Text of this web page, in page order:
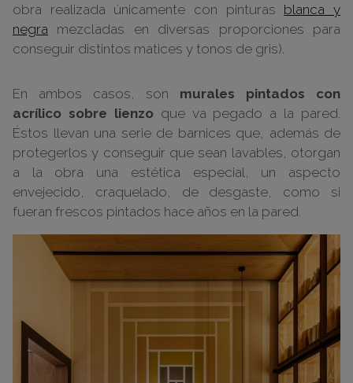
obra realizada únicamente con pinturas blanca y
negra mezcladas en diversas proporciones para
conseguir distintos matices y tonos de gris).
En ambos casos, son murales pintados con
acrílico sobre lienzoque va pegado a la pared.
Éstos llevan una serie de barnices que, además de
protegerlos y conseguir que sean lavables, otorgan
a la obra una estética especial, un aspecto
envejecido, craquelado, de desgaste, como si
fueran frescos pintados hace años en la pared.